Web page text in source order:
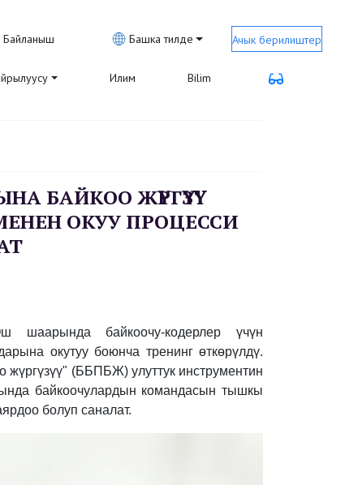
Байланыш Башка тилде Ачык берилиштер
Илим Bilim
БАЙКОО ЖҮРГҮЗҮҮ"
ОКУУ ПРОЦЕССИ
шаарында байкоочу-кодерлер үчүн
окутуу боюнча тренинг өткөрүлдү.
жүргүзүү" (ББПБЖ) улуттук инструментин
байкоочулардын командасын тышкы
болуп саналат.